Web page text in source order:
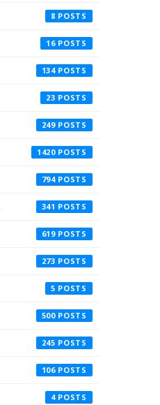
8
16
134
23
249
1420
794
341
619
273
5
500
245
106
4